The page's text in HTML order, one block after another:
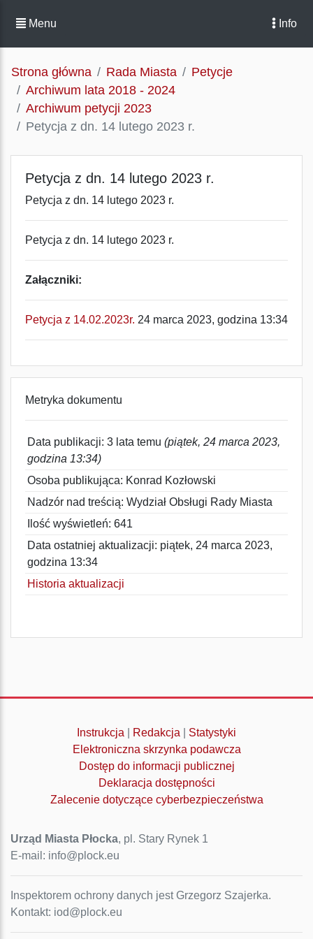
Menu Info
Strona główna Rada Miasta
Petycje
Archiwum lata 2018 - 2024
Archiwum petycji 2023
Petycja z dn. 14 lutego 2023 r.
Petycja z dn. 14 lutego 2023 r.
Petycja z dn. 14 lutego 2023 r.
Petycja z dn. 14 lutego 2023 r.
Załączniki:
Petycja z 14.02.2023r. 24 marca 2023, godzina 13:34
Metryka dokumentu
Data publikacji: 3 lata temu (piątek, 24 marca 2023,
godzina 13:34)
Osoba publikująca: Konrad Kozłowski
Nadzór nad treścią: Wydział Obsługi Rady Miasta
Ilość wyświetleń: 641
Data ostatniej aktualizacji: piątek, 24 marca 2023,
godzina 13:34
Historia aktualizacji
Instrukcja Redakcja
Statystyki
Elektroniczna skrzynka podawcza
Dostęp do informacji publicznej
Deklaracja dostępności
Zalecenie dotyczące cyberbezpieczeństwa
Urząd Miasta Płocka, pl. Stary Rynek 1
E-mail: info@plock.eu
Inspektorem ochrony danych jest Grzegorz Szajerka.
Kontakt: iod@plock.eu